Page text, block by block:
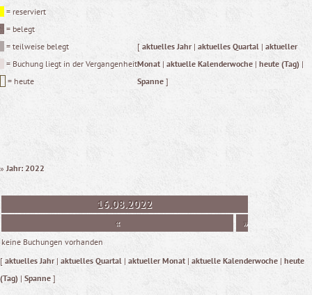
= reserviert
= belegt
= teilweise belegt
= Buchung liegt in der Vergangenheit
= heute
[ aktuelles Jahr| aktuelles Quartal | aktueller
Monat| aktuelle Kalenderwoche | heute (Tag) |
Spanne ]
» Jahr: 2022
16.08.2022
«
»
keine Buchungen vorhanden
[ aktuelles Jahr| aktuelles Quartal | aktueller Monat | aktuelle Kalenderwoche | heute
(Tag) | Spanne ]